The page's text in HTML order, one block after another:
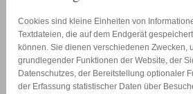
Cookies sind kleine Einheiten von
Textdateien, die auf dem Endgerät
können. Sie dienen verschiedenen Zwecken,
grundlegender Funktionen der Website, der
Datenschutzes, der Bereitstellung optionaler
der Erfassung statistischer Daten über